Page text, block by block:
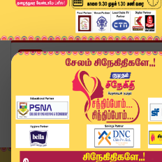
Home
வீடியோ ஸ்டோரி
Headlines Now | 1 PM